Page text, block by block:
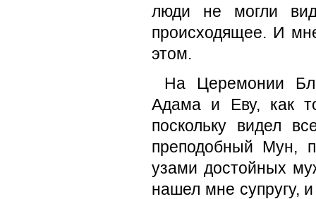
люди не могли
происходящее. И
этом.
На Церемонии
Адама и Еву, как
поскольку видел
преподобный Мун,
узами достойных
нашел мне супругу,